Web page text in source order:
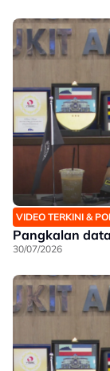
VIDEO TERKINI &
Pangkalan
30/07/2026